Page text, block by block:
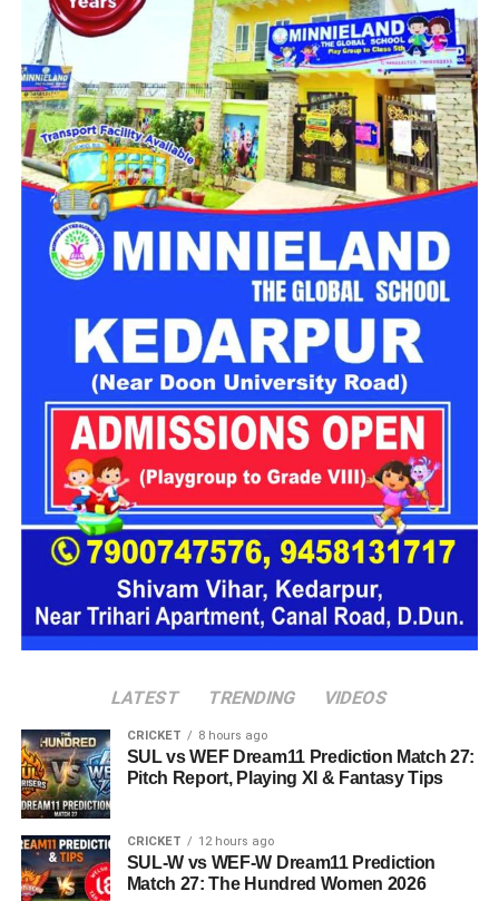
बैठक में अधिकारियों ने कहा कि मॉल रोड नैनीताल का प्रमुख पर्यटन स्थल
है, जहां हर वर्ष बड़ी संख्या में पर्यटक शांत वातावरण का आनंद लेने पहुंचते
हैं। ऐसे में अनावश्यक हॉर्न से होने वाला ध्वनि प्रदूषण पर्यटन अनुभव को
प्रभावित करता है। इसे देखते हुए जिला प्रशासन और पुलिस विभाग
आवश्यक दिशा-निर्देश जारी करेंगे।
ल्लीताल डांठ से हनुमानगढ़ी बैंड तक होगा
नो-पार्किंग जोन
तल्लीतालडांठ से हनुमानगढ़ी बैंड तक झील के आसपास के
प्रशासन का मानना है कि इससे यातायात सुचारु रहेगा, जाम की समस्या
कम होगी और पर्यटकों को बेहतर सुविधाएं मिल सकेंगी।
बैठक में पुलिस और प्रशासन के वरिष्ठ अधिकारियों ने भी भाग लिया और नई
व्यवस्था को प्रभावी ढंग से लागू करने के लिए आवश्यक तैयारियों पर चर्चा
की गई।
LATEST TRENDING VIDEOS
CRICKET 8 hours ago
SUL vs WEF Dream11 Prediction Match 27:
Pitch Report, Playing XI & Fantasy Tips
CRICKET 12 hours ago
SUL-W vs WEF-W Dream11 Prediction
Match 27: The Hundred Women 2026